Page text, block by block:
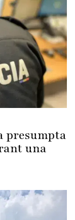
presumpta
una